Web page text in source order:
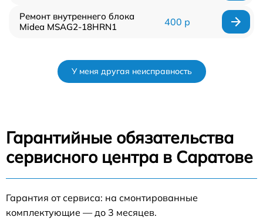
Ремонт внутреннего блока
Midea MSAG2-18HRN1
400 р
У меня другая неисправность
Гарантийные обязательства
сервисного центра в Саратове
Гарантия от сервиса: на смонтированные
комплектующие — до 3 месяцев.